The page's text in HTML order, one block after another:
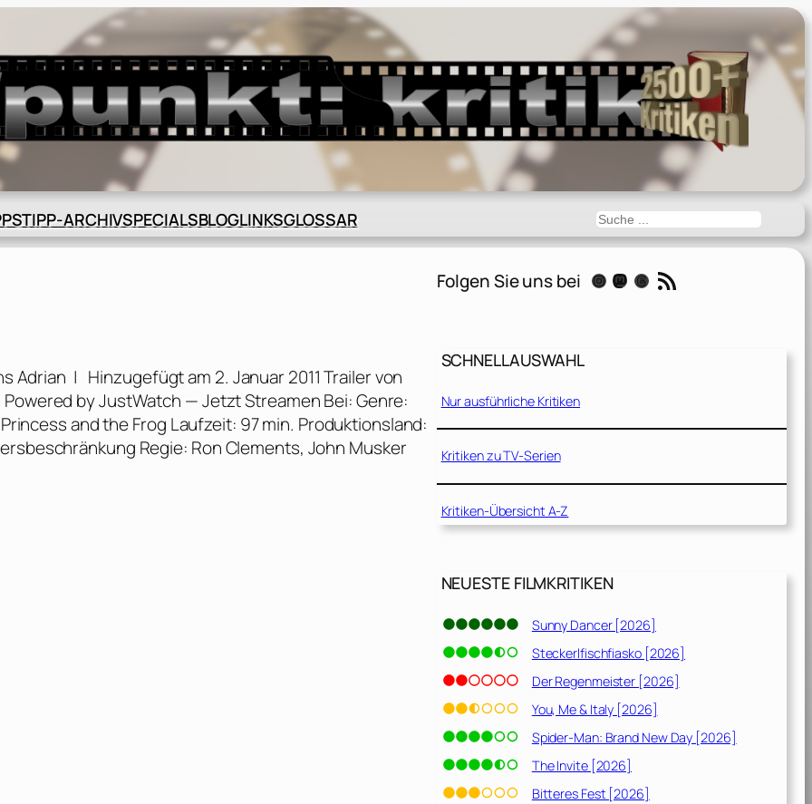
TIPP-ARCHIVSPECIALSBLOGLINKSGLOSSAR Suchen
| Hinzugefügt am 2. Januar 2011 Trailer von
by JustWatch — Jetzt Streamen Bei: Genre:
and the Frog Laufzeit: 97 min. Produktionsland:
Regie: Ron Clements, John Musker
Folgen Sie uns bei Instagram Mastodon Threads RSS-Feed
SCHNELLAUSWAHL
Nur ausführliche Kritiken
Kritiken zu TV-Serien
Kritiken-Übersicht A-Z
NEUESTE FILMKRITIKEN
Sunny Dancer [2026]
Steckerlfischfiasko [2026]
Der Regenmeister [2026]
You, Me & Italy [2026]
Spider-Man: Brand New Day [2026]
The Invite [2026]
Bitteres Fest [2026]